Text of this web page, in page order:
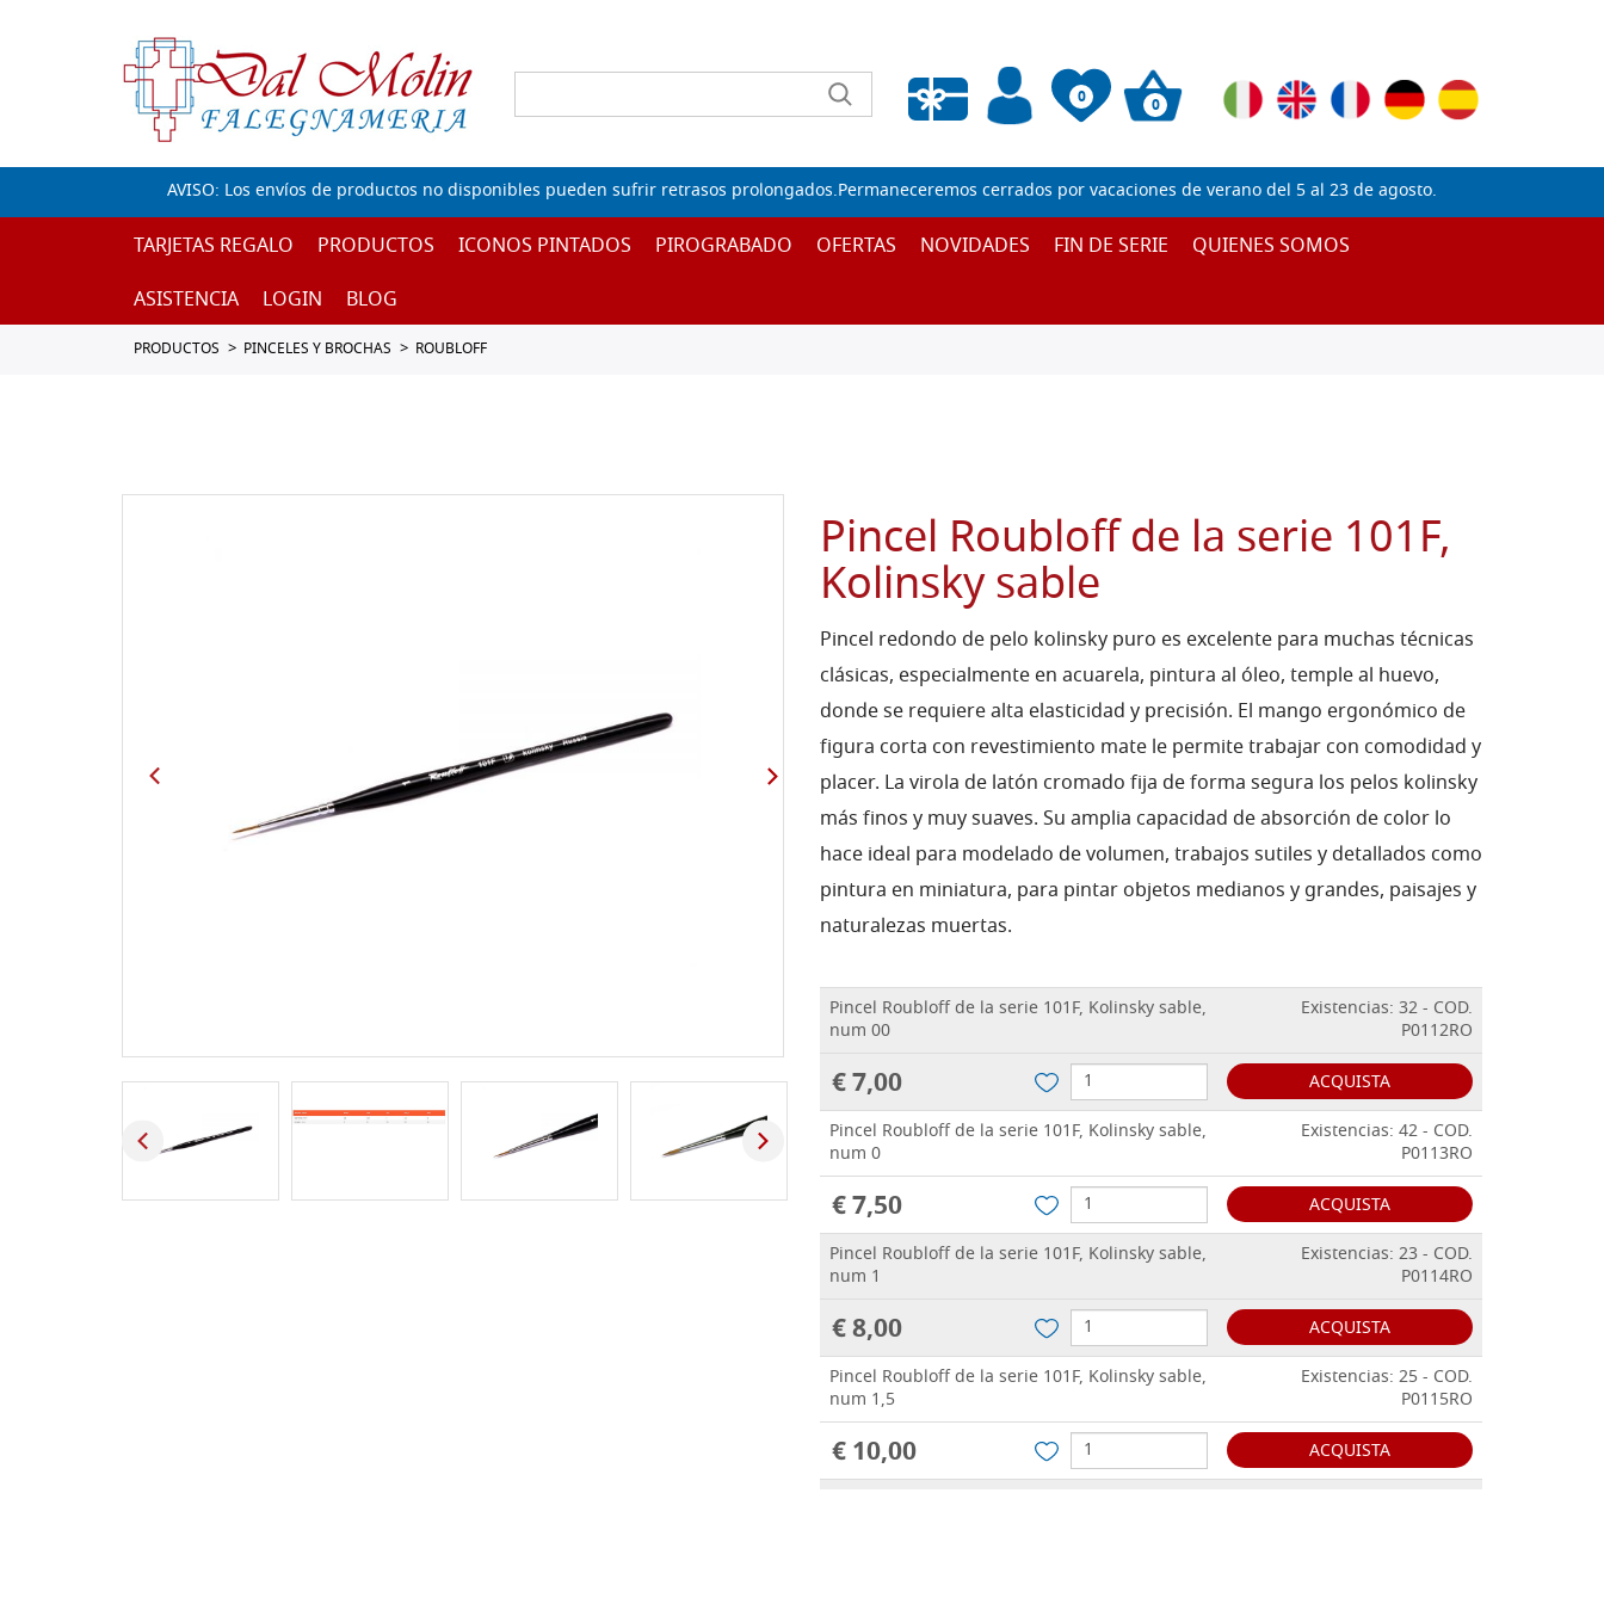
0
Lista de deseos vacía
0
AVISO: Los envíos de productos no disponibles pueden sufrir retrasos prolongados.Permaneceremos cerrados por vacaciones de verano del 5 al 23 de agosto.
TARJETAS REGALO PRODUCTOS ICONOS PINTADOS PIROGRABADO OFERTAS NOVIDADES FIN DE SERIE
QUIENES SOMOS
ASISTENCIA
LOGIN BLOG
PRODUCTOS PINCELES Y BROCHAS ROUBLOFF
Pincel Roubloff de la serie 101F,
Kolinsky sable
Pincel redondo de pelo kolinsky puro es excelente para muchas técnicas
clásicas, especialmente en acuarela, pintura al óleo, temple al huevo,
donde se requiere alta elasticidad y precisión. El mango ergonómico de
figura corta con revestimiento mate le permite trabajar con comodidad y
placer. La virola de latón cromado fija de forma segura los pelos kolinsky
más finos y muy suaves. Su amplia capacidad de absorción de color lo
hace ideal para modelado de volumen, trabajos sutiles y detallados como
pintura en miniatura, para pintar objetos medianos y grandes, paisajes y
naturalezas muertas.
Pincel Roubloff de la serie 101F, Kolinsky sable,
num 00
Existencias: 32 - COD.
P0112RO
€ 7,00
ACQUISTA
Pincel Roubloff de la serie 101F, Kolinsky sable,
num 0
Existencias: 42 - COD.
P0113RO
€ 7,50
ACQUISTA
Pincel Roubloff de la serie 101F, Kolinsky sable,
num 1
Existencias: 23 - COD.
P0114RO
€ 8,00
ACQUISTA
Pincel Roubloff de la serie 101F, Kolinsky sable,
num 1,5
Existencias: 25 - COD.
P0115RO
€ 10,00
ACQUISTA